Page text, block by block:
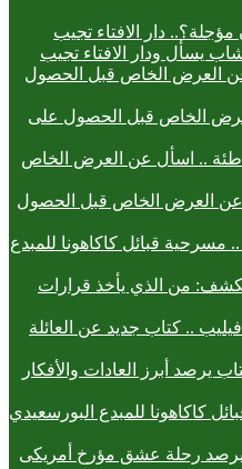
دار الافتاء تجيب
شاب يسأل ودار الافتاء تجيب
العرض الخاص قبل الحصول
الخاص قبل الحصول على
.. اسأل عن العرض الخاص
العرض الخاص قبل الحصول
مسرحية قبائل كاكاهونا للمبدع
تكشف: من الذي يأخذ قرارات
.. كتاب جديد عن العائلة
يرصد أبرز العادات والأفكار
كاكاهونا للمبدع البورسعيدي
يرصد رحلة عشق مؤرخ أمريكى